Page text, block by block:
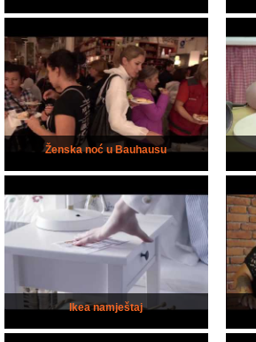
Ženska noć u Bauhausu
Ikea namještaj